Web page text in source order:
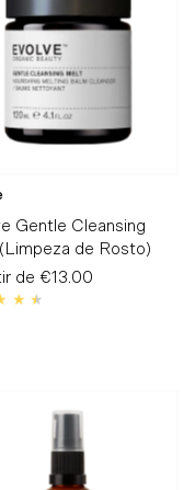
A-Z
Z-A
mais caros
mais recentes
Gentle Cleansing
de Rosto)
Preço
Normal
de €13.00